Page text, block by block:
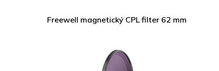
Freewell magnetický CPL filter 62 mm